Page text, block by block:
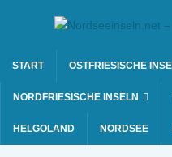
START OSTFRIESISCHE
NORDFRIESISCHE INSELN
HELGOLAND NORDSEE